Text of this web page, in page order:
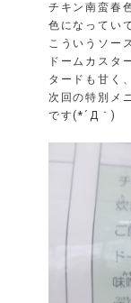
チキン南蛮春
色になってい
こういうソー
ドームカスタ
タードも甘く
次回の特別メ
です(*´Д｀)